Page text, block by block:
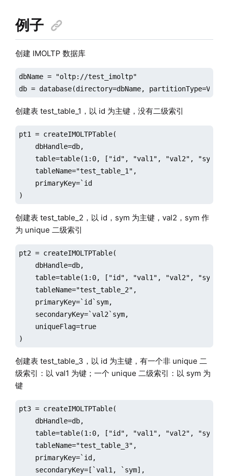
例子
创建 IMOLTP 数据库
dbName = "oltp://test_imoltp"
db = database(directory=dbName,
创建表 test_table_1，以 id 为主键，没有二级索引
pt1 = createIMOLTPTable(
    dbHandle=db,
table=table(1:0, ["id", "val1", "val2",
    tableName="test_table_1",
    primaryKey=`id
)
创建表 test_table_2，以 id，sym 为主键，val2，sym 作
为 unique 二级索引
pt2 = createIMOLTPTable(
    dbHandle=db,
table=table(1:0, ["id", "val1", "val2",
    tableName="test_table_2",
    primaryKey=`id`sym,
    secondaryKey=`val2`sym,
    uniqueFlag=true
)
创建表 test_table_3，以 id 为主键，有一个非 unique 二
级索引：以 val1 为键；一个 unique 二级索引：以 sym 为
键
pt3 = createIMOLTPTable(
    dbHandle=db,
table=table(1:0, ["id", "val1", "val2",
    tableName="test_table_3",
    primaryKey=`id,
    secondaryKey=[`val1, `sym],